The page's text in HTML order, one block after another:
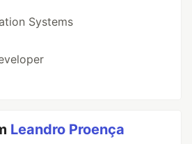
Systems
Leandro Proença